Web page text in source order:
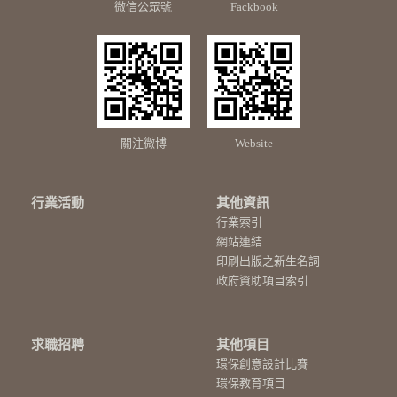
微信公眾號 Fackbook
關注微博 Website
行業活動 其他資訊
行業索引
網站連結
印刷出版之新生名詞
政府資助項目索引
求職招聘 其他項目
環保創意設計比賽
環保教育項目